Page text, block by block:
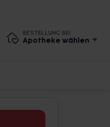
BESTELLUNG BEI
Apotheke wählen